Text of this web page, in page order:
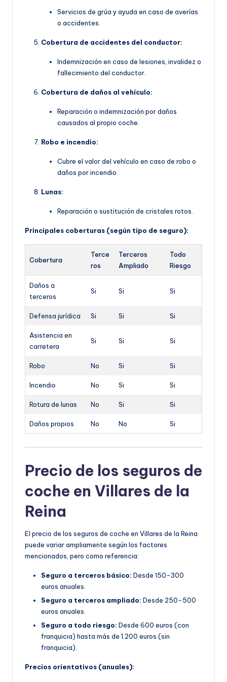
Servicios de grúa y ayuda en caso de averías
o accidentes.
Cobertura de accidentes del conductor:
Indemnización en caso de lesiones, invalidez o
fallecimiento del conductor.
Cobertura de daños al vehículo:
Reparación o indemnización por daños
causados al propio coche.
Robo e incendio:
Cubre el valor del vehículo en caso de robo o
daños por incendio.
Lunas:
Reparación o sustitución de cristales rotos.
Principales coberturas (según tipo de seguro):
Cobertura
Terce
ros
Terceros
Ampliado
Todo
Riesgo
Daños a
terceros
Si Si Si
Defensa jurídica Si Si Si
Asistencia en
carretera
Si Si Si
Robo No Si Si
Incendio No Si Si
Rotura de lunas No Si Si
Daños propios No No Si
Precio de los seguros de
coche en Villares de la
Reina
El precio de los seguros de coche en Villares de la Reina
puede variar ampliamente según los factores
mencionados, pero como referencia:
Seguro a terceros básico: Desde 150-300
euros anuales.
Seguro a terceros ampliado: Desde 250-500
euros anuales.
Seguro a todo riesgo: Desde 600 euros (con
franquicia) hasta más de 1.200 euros (sin
franquicia).
Precios orientativos (anuales):